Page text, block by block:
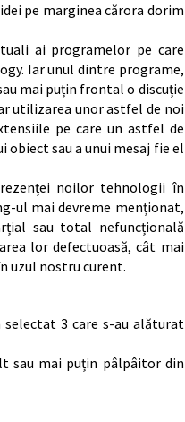
pe marginea cărora dorim
ai programelor pe care
Iar unul dintre programe,
mai puțin frontal o discuție
utilizarea unor astfel de noi
pe care un astfel de
sau a unui mesaj fie el
noilor tehnologii în
ul mai devreme menționat,
sau total nefuncțională
lor defectuoasă, cât mai
uzul nostru curent.
3 care s-au alăturat
sau mai puțin pâlpâitor din